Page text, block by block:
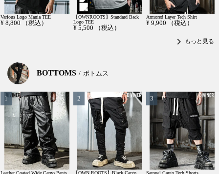
Various Logo Mania TEE
¥ 8,800 （税込）
【OWNROOTS】Standard Back
Logo TEE
¥ 5,500 （税込）
Armored Layer Tech Shirt
¥ 9,900 （税込）
chevron_right もっと見る
BOTTOMS ボトムス
Leather Coated Wide Cargo Pants
【OWN ROOTS】Black Cargo
Sarouel Cargo Tech Shorts